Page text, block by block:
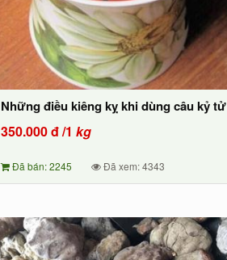
Những điều kiêng kỵ khi dùng câu kỷ tử
350.000đ/1 kg
Đã bán: 2245 Đã xem: 4343